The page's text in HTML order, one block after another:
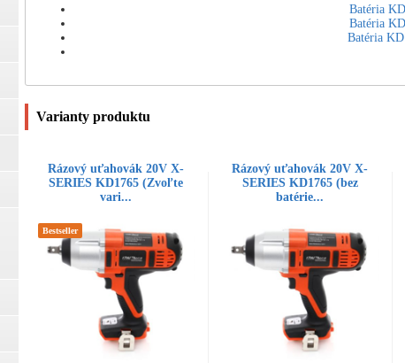
Batéria
Batéria
Batéria
Varianty produktu
Rázový uťahovák 20V X-
SERIES KD1765 (Zvoľte
vari...
Bestseller
Rázový uťahovák 20V X-
SERIES KD1765 (bez
batérie...